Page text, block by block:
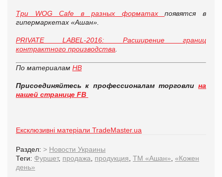
Три WOG Cafe в разных форматахпоявятся в
гипермаркетах «Ашан».
PRIVATE LABEL-2016: Расширение границ
контрактного производства
По материалам НВ
Присоединяйтесь к профессионалам торговли на
нашей странице FB
Ексклюзивні матеріали TradeMaster.ua
Раздел: > Новости Украины
Теги: Фуршет, продажа продукция ТМ «Ашан» «Кожен
день»